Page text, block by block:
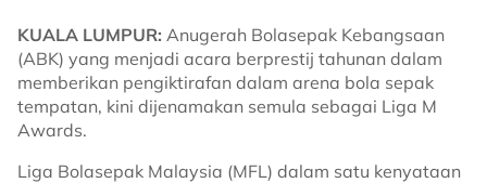
KUALA LUMPUR: Anugerah Bolasepak Kebangsaan
(ABK) yang menjadi acara berprestij tahunan dalam
memberikan pengiktirafan dalam arena bola sepak
tempatan, kini dijenamakan semula sebagai Liga M
Awards.
Liga Bolasepak Malaysia (MFL) dalam satu kenyataan